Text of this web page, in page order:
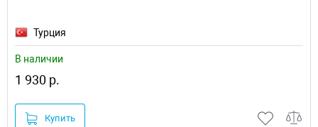
Турция
В наличии
1 930 р.
Купить